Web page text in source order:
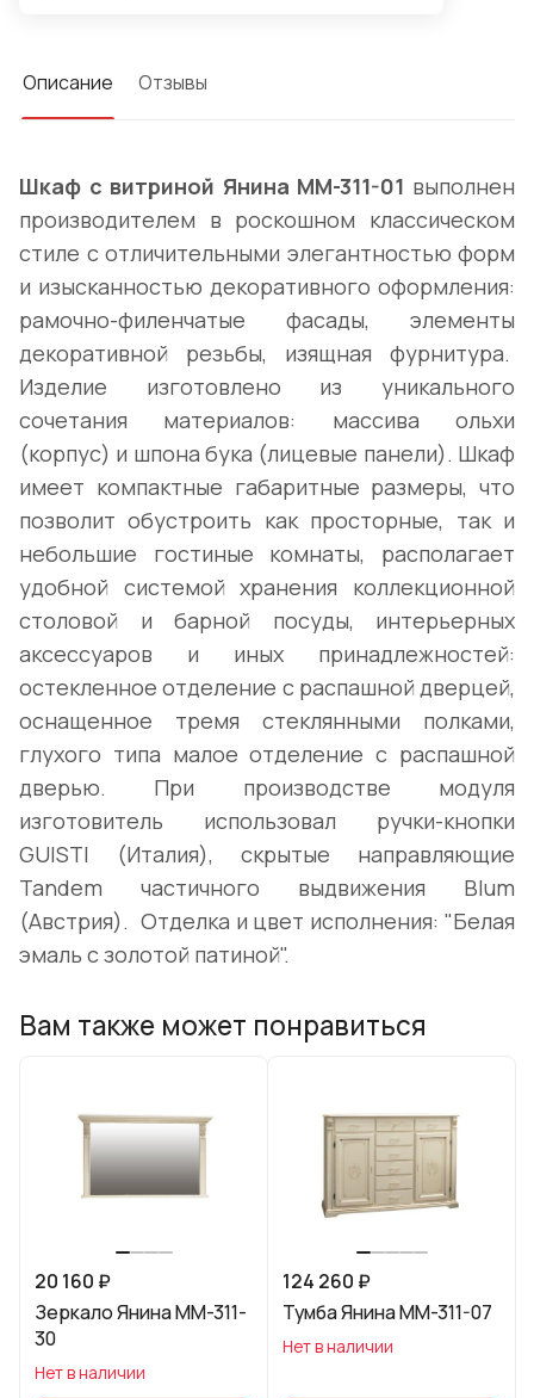
Описание Отзывы
Шкаф с витриной Янина ММ-311-01 выполнен
производителем в роскошном классическом
стиле с отличительными элегантностью форм
и изысканностью декоративного оформления:
рамочно-филенчатые фасады, элементы
декоративной резьбы, изящная фурнитура.
Изделие изготовлено из уникального
сочетания материалов: массива ольхи
(корпус) и шпона бука (лицевые панели). Шкаф
имеет компактные габаритные размеры, что
позволит обустроить как просторные, так и
небольшие гостиные комнаты, располагает
удобной системой хранения коллекционной
столовой и барной посуды, интерьерных
аксессуаров и иных принадлежностей:
остекленное отделение с распашной дверцей,
оснащенное тремя стеклянными полками,
глухого типа малое отделение с распашной
дверью. При производстве модуля
изготовитель использовал ручки-кнопки
GUISTI (Италия), скрытые направляющие
Tandem частичного выдвижения Blum
(Австрия). Отделка и цвет исполнения: "Белая
эмаль с золотой патиной".
Вам также может понравиться
20 160 ₽
Зеркало Янина ММ-311-
30
Нет в наличии
124 260 ₽
Тумба Янина ММ-311-07
Нет в наличии